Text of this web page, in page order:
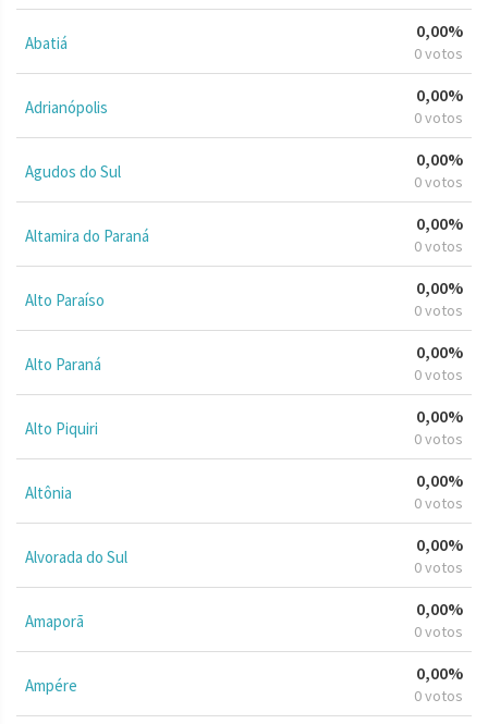
Abatiá
0,00%
0 votos
Adrianópolis
0,00%
0 votos
Agudos do Sul
0,00%
0 votos
Altamira do Paraná
0,00%
0 votos
Alto Paraíso
0,00%
0 votos
Alto Paraná
0,00%
0 votos
Alto Piquiri
0,00%
0 votos
Altônia
0,00%
0 votos
Alvorada do Sul
0,00%
0 votos
Amaporã
0,00%
0 votos
Ampére
0,00%
0 votos